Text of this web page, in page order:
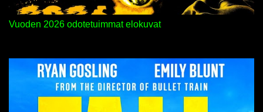
Vuoden 2026 odotetuimmat elokuvat